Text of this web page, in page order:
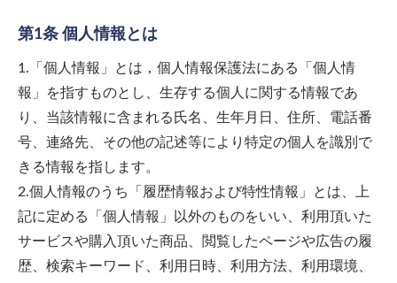
第1条 個人情報とは
1.「個人情報」とは，個人情報保護法にある「個人情
報」を指すものとし、生存する個人に関する情報であ
り、当該情報に含まれる氏名、生年月日、住所、電話番
号、連絡先、その他の記述等により特定の個人を識別で
きる情報を指します。
2.個人情報のうち「履歴情報および特性情報」とは、上
記に定める「個人情報」以外のものをいい、利用頂いた
サービスや購入頂いた商品、閲覧したページや広告の履
歴、検索キーワード、利用日時、利用方法、利用環境、